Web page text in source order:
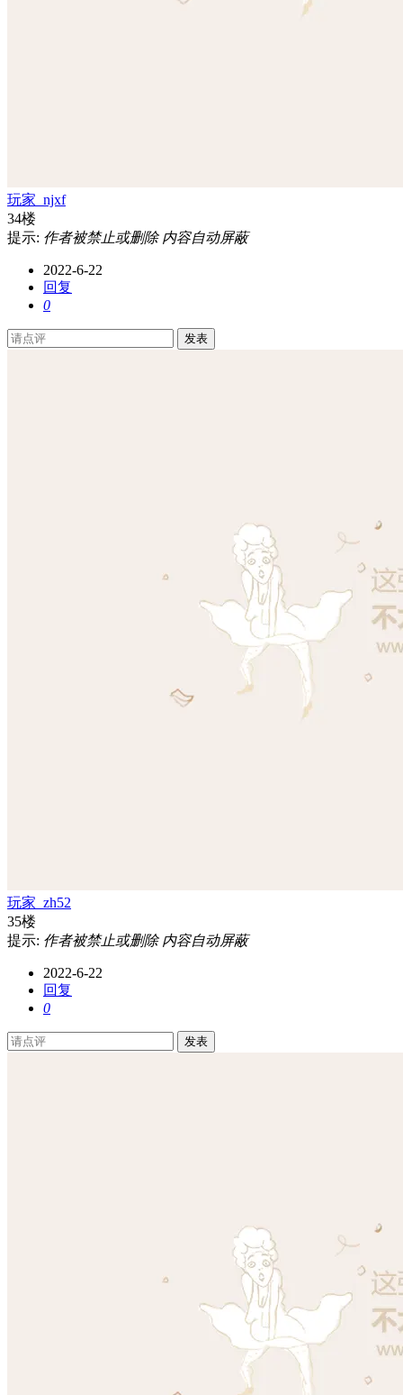
玩家_njxf
34楼
提示: 作者被禁止或删除 内容自动屏蔽
2022-6-22
回复
0
发表
玩家_zh52
35楼
提示: 作者被禁止或删除 内容自动屏蔽
2022-6-22
回复
0
发表